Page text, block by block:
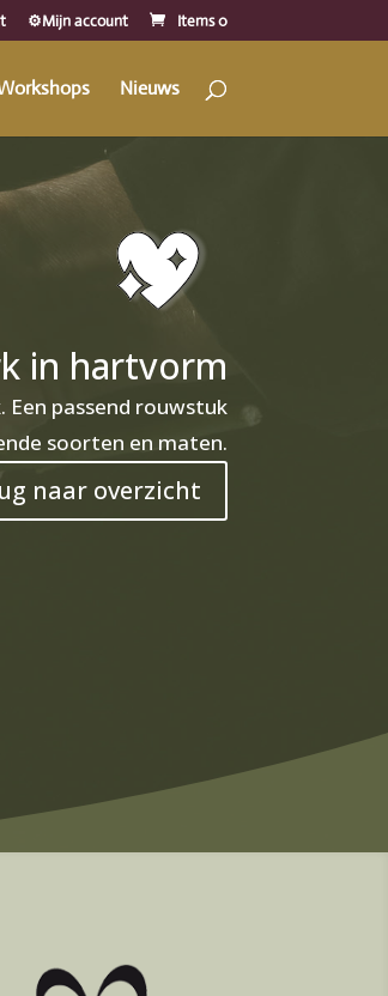
⚙️Mijn account Items 0
Nieuws
in hartvorm
passend rouwstuk
soorten en maten.
naar overzicht